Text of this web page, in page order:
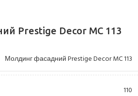
Prestige Decor MC 113
Молдинг фасадний Prestige Decor MC 113
110